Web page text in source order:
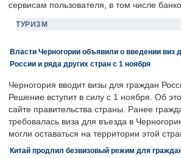
сервисам пользователя, в том числе
ТУРИЗМ
Власти Черногории объявили о введении виз
России и ряда других стран с 1 ноября
Черногория вводит визы для граждан
Решение вступит в силу с 1 ноября. Об
сайте правительства страны. Ранее
требовалась виза для въезда в
могли оставаться на территории этой
Китай продлил безвизовый режим для